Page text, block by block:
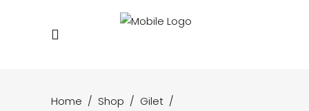
Home / Shop / Gilet /